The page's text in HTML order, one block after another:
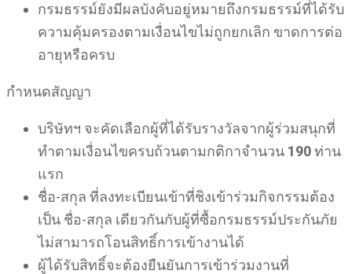
กรมธรรม์ยังมีผลบังคับอยู่หมายถึงกรมธรรม์ที่ได้รับ
ความคุ้มครองตามเงื่อนไขไม่ถูกยกเลิก ขาดการต่อ
อายุหรือครบ
กำหนดสัญญา
บริษัทฯ จะคัดเลือกผู้ที่ได้รับรางวัลจากผู้ร่วมสนุกที่
ทำตามเงื่อนไขครบถ้วนตามกติกาจำนวน 190ท่าน
แรก
ชื่อ-สกุล ที่ลงทะเบียนเข้าที่ชิงเข้าร่วมกิจกรรมต้อง
เป็น ชื่อ-สกุล เดียวกันกับผู้ที่ซื้อกรมธรรม์ประกันภัย
ไม่สามารถโอนสิทธิ์การเข้างานได้
ผู้ได้รับสิทธิ์จะต้องยืนยันการเข้าร่วมงานที่